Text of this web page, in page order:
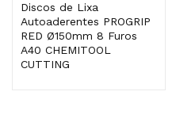
Discos de Lixa
Autoaderentes PROGRIP
RED Ø150mm 8 Furos
A40 CHEMITOOL
CUTTING